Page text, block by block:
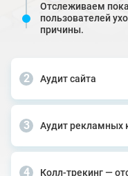
Отслеживаем
пользователей
причины.
Аудит сайта
Аудит рекламных
Колл-трекинг —